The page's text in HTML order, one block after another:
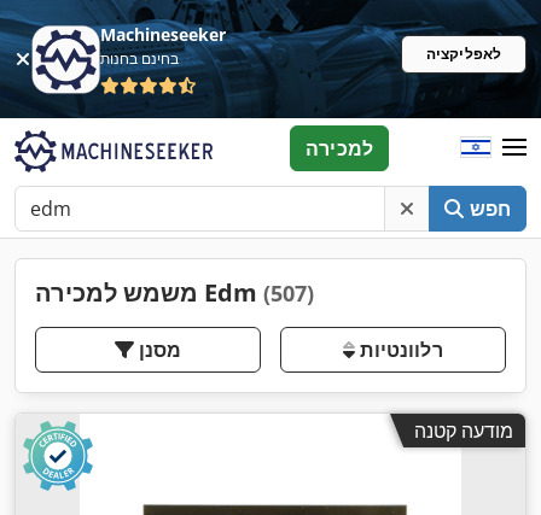
Machineseeker
בחינם בחנות לאפליקציה
חפש
למכירה
משמש למכירה Edm (507)
מסנן רלוונטיות
מודעה קטנה